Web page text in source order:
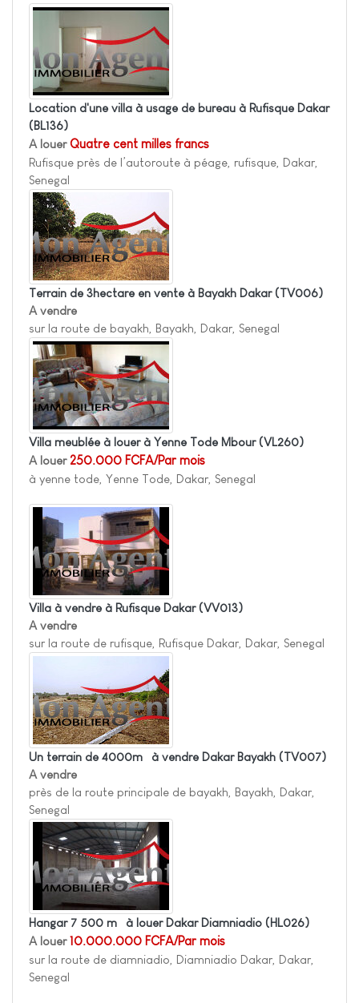
Location d'une villa à usage de bureau à Rufisque Dakar
(BL136)
A louerQuatre cent milles francs
Rufisque près de l’autoroute à péage, rufisque, Dakar,
Senegal
Terrain de 3hectare en vente à Bayakh Dakar (TV006)
A vendre
sur la route de bayakh, Bayakh, Dakar, Senegal
Villa meublée à louer à Yenne Tode Mbour (VL260)
A louer 250.000 FCFA/Par mois
à yenne tode, Yenne Tode, Dakar, Senegal
Villa à vendre à Rufisque Dakar (VV013)
A vendre
sur la route de rufisque, Rufisque Dakar, Dakar, Senegal
Un terrain de 4000m² à vendre Dakar Bayakh (TV007)
A vendre
près de la route principale de bayakh, Bayakh, Dakar,
Senegal
Hangar 7 500 m² à louer Dakar Diamniadio (HL026)
A louer10.000.000 FCFA/Par mois
sur la route de diamniadio, Diamniadio Dakar, Dakar,
Senegal